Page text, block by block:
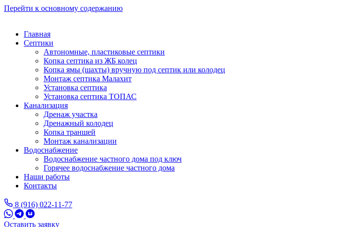
Перейти к основному содержанию
Главная
Септики
Автономные, пластиковые септики
Копка септика из ЖБ колец
Копка ямы (шахты) вручную под септик или колодец
Монтаж септика Малахит
Установка септика
Установка септика ТОПАС
Канализация
Дренаж участка
Дренажный колодец
Копка траншей
Монтаж канализации
Водоснабжение
Водоснабжение частного дома под ключ
Горячее водоснабжение частного дома
Наши работы
Контакты
8 (916) 022-11-77
Оставить заявку